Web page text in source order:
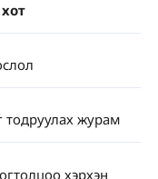
тодруулах журам
хэрхэн